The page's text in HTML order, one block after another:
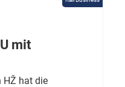
mit
HŽ hat die